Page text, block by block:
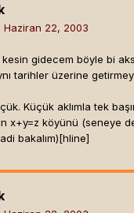
Haziran 22, 2003
gidecem böyle bi
tarihler üzerine
Küçük aklımla tek
x+y=z köyünü (seneye
bakalım)[hline]